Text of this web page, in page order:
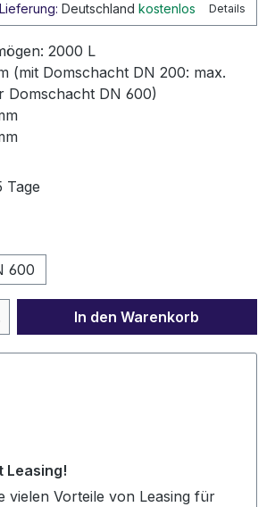
Deutschland kostenlos Details
2000 L
(mit Domschacht DN 200: max.
Domschacht DN 600)
Tage
600
Gib den
In den Warenkorb
Leasing!
vielen Vorteile von Leasing für